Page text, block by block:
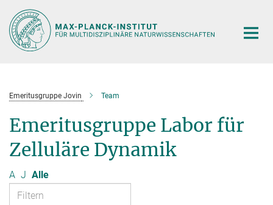
Hauptinhalt
Emeritusgruppe Jovin Team
Emeritusgruppe Labor für
Zelluläre Dynamik
A J Alle